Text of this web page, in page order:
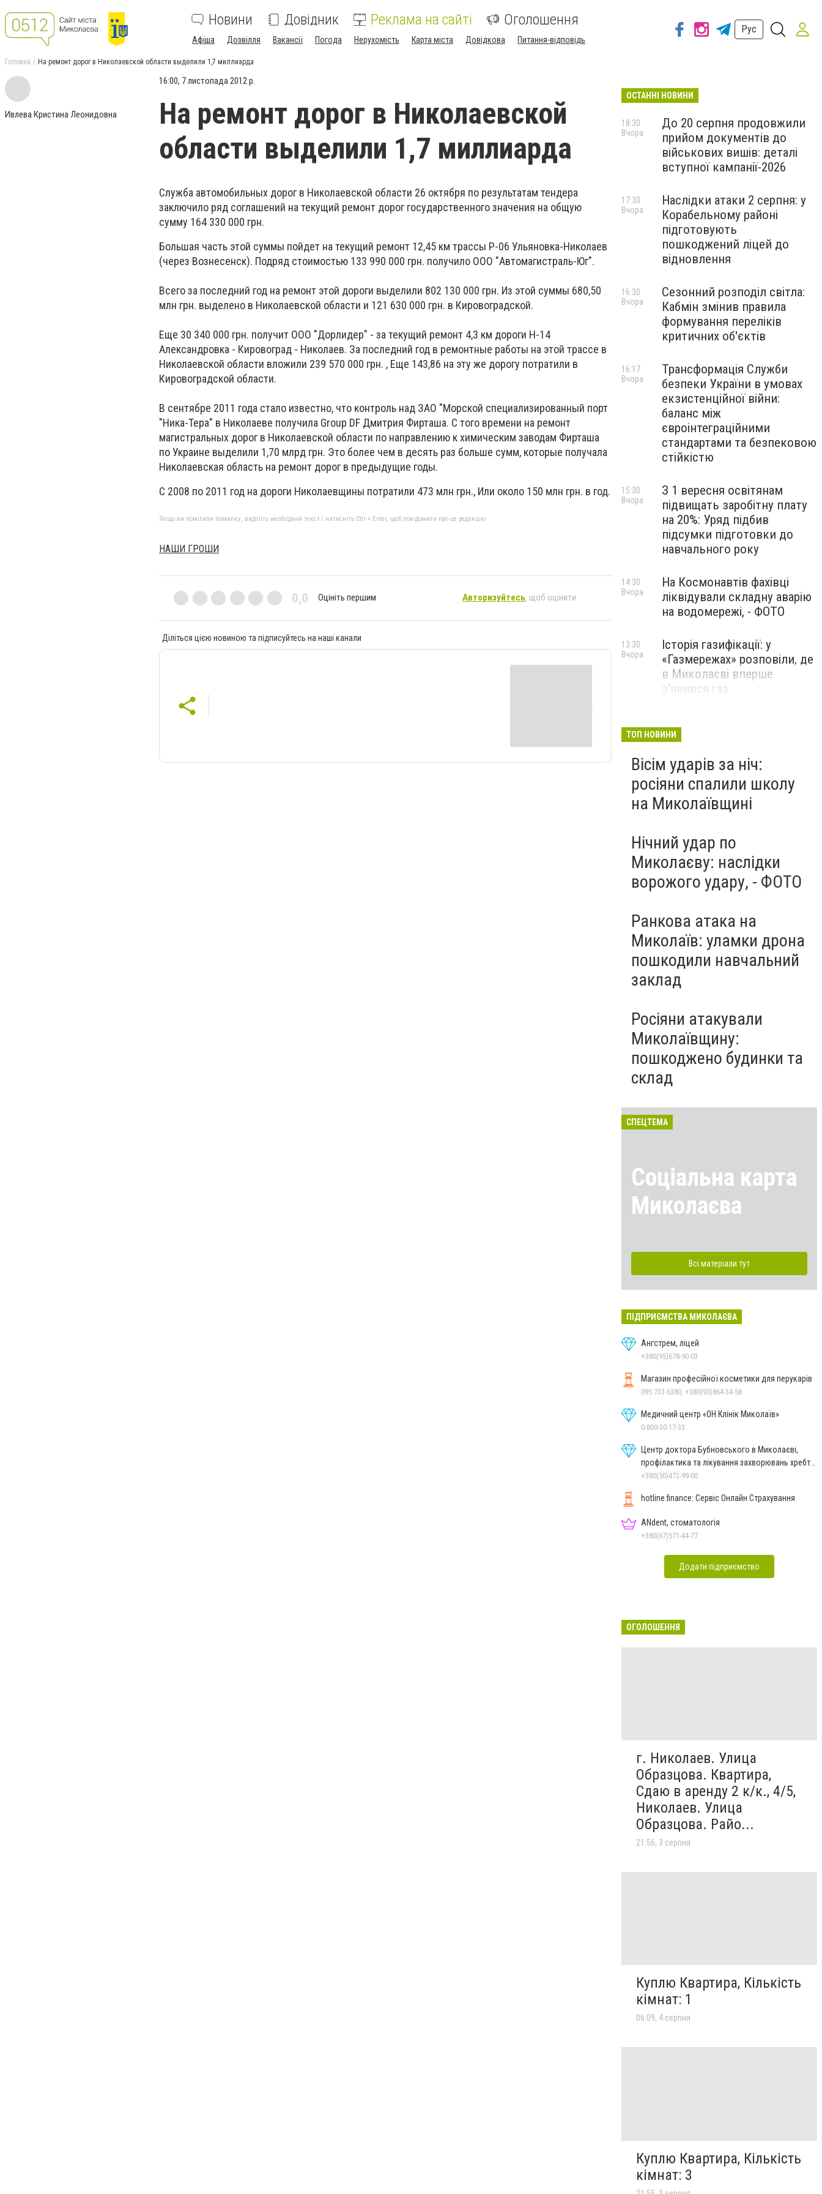
Новини Довідник Реклама на сайті Оголошення
Афіша Дозвілля Вакансії Погода Нерухомість Карта міста Довідкова Питання-відповідь
Рус
Головна На ремонт дорог в Николаевской области выделили 1,7 миллиарда
Ивлева Кристина Леонидовна
16:00, 7 листопада 2012 р.
На ремонт дорог в Николаевской
области выделили 1,7 миллиарда
Служба автомобильных дорог в Николаевской области 26 октября по результатам тендера
заключило ряд соглашений на текущий ремонт дорог государственного значения на общую
сумму 164 330 000 грн.
Большая часть этой суммы пойдет на текущий ремонт 12,45 км трассы Р-06 Ульяновка-Николаев
(через Вознесенск). Подряд стоимостью 133 990 000 грн. получило ООО "Автомагистраль-Юг".
Всего за последний год на ремонт этой дороги выделили 802 130 000 грн. Из этой суммы 680,50
млн грн. выделено в Николаевской области и 121 630 000 грн. в Кировоградской.
Еще 30 340 000 грн. получит ООО "Дорлидер" - за текущий ремонт 4,3 км дороги Н-14
Александровка - Кировоград - Николаев. За последний год в ремонтные работы на этой трассе в
Николаевской области вложили 239 570 000 грн. , Еще 143,86 на эту же дорогу потратили в
Кировоградской области.
В сентябре 2011 года стало известно, что контроль над ЗАО "Морской специализированный порт
"Ника-Тера" в Николаеве получила Group DF Дмитрия Фирташа. С того времени на ремонт
магистральных дорог в Николаевской области по направлению к химическим заводам Фирташа
по Украине выделили 1,70 млрд грн. Это более чем в десять раз больше сумм, которые получала
Николаевская область на ремонт дорог в предыдущие годы.
С 2008 по 2011 год на дороги Николаевщины потратили 473 млн грн., Или около 150 млн грн. в год.
Якщо ви помітили помилку, виділіть необхідний текст і натисніть Ctrl + Enter, щоб повідомити про це редакцію
НАШИ ГРОШИ
0,0 Оцініть першим Авторизуйтесь, щоб оцінити
Діліться цією новиною та підписуйтесь на наші канали
ОСТАННІ НОВИНИ
До 20 серпня продовжили
прийом документів до
військових вишів: деталі
вступної кампанії-2026
18:30
Вчора
Наслідки атаки 2 серпня: у
Корабельному районі
підготовують
пошкоджений ліцей до
відновлення
17:30
Вчора
Сезонний розподіл світла:
Кабмін змінив правила
формування переліків
критичних об'єктів
16:30
Вчора
Трансформація Служби
безпеки України в умовах
екзистенційної війни:
баланс між
євроінтеграційними
стандартами та безпековою
стійкістю
16:17
Вчора
З 1 вересня освітянам
підвищать заробітну плату
на 20%: Уряд підбив
підсумки підготовки до
навчального року
15:30
Вчора
На Космонавтів фахівці
ліквідували складну аварію
на водомережі, - ФОТО
14:30
Вчора
Історія газифікації: у
«Газмережах» розповіли, де
в Миколаєві вперше
з'явився газ
13:30
Вчора
Миколаєві 2026: шукаємо
перезавантаження
ПАРТНЕРСЬКИЙ СПЕЦПРОЄКТ
Вчора
ТОП НОВИНИ
Вісім ударів за ніч:
росіяни спалили школу
на Миколаївщині
Нічний удар по
Миколаєву: наслідки
ворожого удару, - ФОТО
Ранкова атака на
Миколаїв: уламки дрона
пошкодили навчальний
заклад
Росіяни атакували
Миколаївщину:
пошкоджено будинки та
склад
СПЕЦТЕМА
Соціальна карта
Миколаєва
Всі матеріали тут
ПІДПРИЄМСТВА МИКОЛАЄВА
Ангстрем, ліцей
+380(95)678-90-03
Магазин професійної косметики для перукарів
095 733 6380, +380(93)864-34-58
Медичний центр «ОН Клінік Миколаїв»
0-800-30-17-33
Центр доктора Бубновського в Миколаєві,
профілактика та лікування захворювань хребта
і суглобів
+380(50)472-99-00
hotline.finance: Сервіс Онлайн Страхування
ANdent, стоматологія
+380(67)571-44-77
Додати підприємство
ОГОЛОШЕННЯ
г. Николаев. Улица
Образцова. Квартира,
Сдаю в аренду 2 к/к., 4/5,
Николаев. Улица
Образцова. Райо...
21:56, 3 серпня
Куплю Квартира, Кількість
кімнат: 1
06:09, 4 серпня
Куплю Квартира, Кількість
кімнат: 3